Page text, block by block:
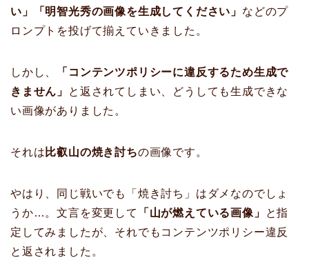
い」「明智光秀の画像を生成してください」 などのプ
ロンプトを投げて揃えていきました。
しかし、
「コンテンツポリシーに違反するため生成で
きません」
と返されてしまい、どうしても生成できな
い画像がありました。
それは 比叡山の焼き討ちの画像です。
やはり、同じ戦いでも「焼き討ち」はダメなのでしょ
うか…。文言を変更して
「山が燃えている画像」
と指
定してみましたが、それでもコンテンツポリシー違反
と返されました。